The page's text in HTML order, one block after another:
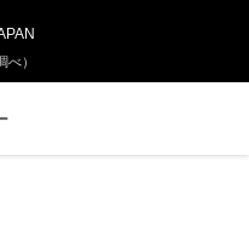
）